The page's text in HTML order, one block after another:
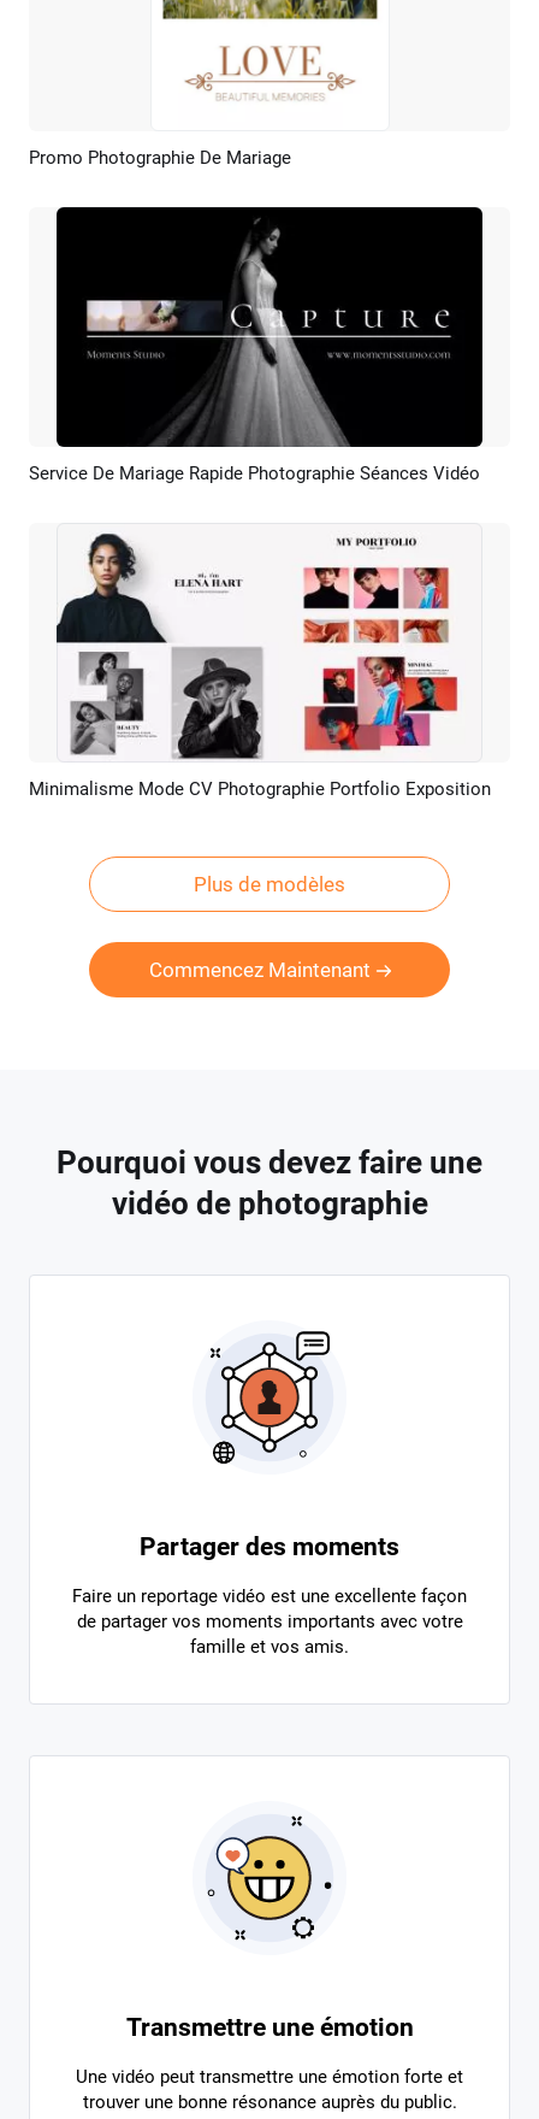
Aperçu
Promo Photographie De Mariage
Aperçu Créer IA
Service De Mariage Rapide Photographie Séances Vidéo
Aperçu Créer IA
Minimalisme Mode CV Photographie Portfolio Exposition
Plus de modèles
Commencez Maintenant
Pourquoi vous devez faire une
vidéo de photographie
Partager des moments
Faire un reportage vidéo est une excellente façon
de partager vos moments importants avec votre
famille et vos amis.
Transmettre une émotion
Une vidéo peut transmettre une émotion forte et
trouver une bonne résonance auprès du public.